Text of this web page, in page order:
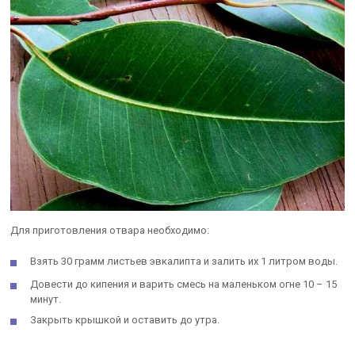
Для приготовления отвара необходимо:
Взять 30 грамм листьев эвкалипта и залить их 1 литром воды.
Довести до кипения и варить смесь на маленьком огне 10 – 15
минут.
Закрыть крышкой и оставить до утра.